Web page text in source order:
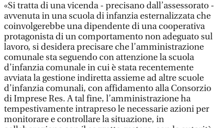
«Si tratta di una vicenda - precisano dall’assessorato -
avvenuta in una scuola di infanzia esternalizzata che
coinvolgerebbe una dipendente di una cooperativa
protagonista di un comportamento non adeguato sul
lavoro, si desidera precisare che l’amministrazione
comunale sta seguendo con attenzione la scuola
d’infanzia comunale in cui è stata recentemente
avviata la gestione indiretta assieme ad altre scuole
d’infanzia comunali, con affidamento alla Consorzio
di Imprese Res. A tal fine, l’amministrazione ha
tempestivamente intrapreso le necessarie azioni per
monitorare e controllare la situazione, in